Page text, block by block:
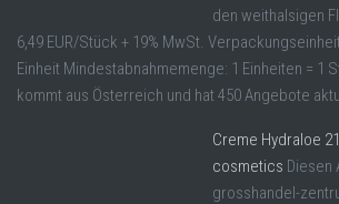
den weithalsigen
6,49 EUR/Stück + 19% MwSt.
Einheit Mindestabnahmemenge: 1 Einheiten = 1
kommt aus Österreich und hat 450 Angebote
Creme Hydraloe
cosmetics Diesen
grosshandel-